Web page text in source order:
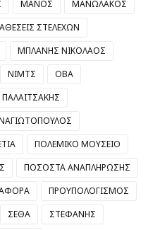
ΜΑΝΟΣ
ΜΑΝΩΛΑΚΟΣ
ΣΤΕΛΕΧΩΝ
ΜΠΛΑΝΗΣ ΝΙΚΟΛΑΟΣ
ΝΙΜΤΣ
ΟΒΑ
ΠΑΛΑΙΤΣΑΚΗΣ
ΠΟΛΕΜΙΚΟ ΜΟΥΣΕΙΟ
ΠΟΣΟΣΤΑ ΑΝΑΠΛΗΡΩΣΗΣ
ΠΡΟΥΠΟΛΟΓΙΣΜΟΣ
ΣΕΘΑ
ΣΤΕΦΑΝΗΣ